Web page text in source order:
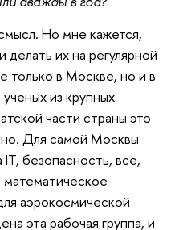
Но мне кажется,
их на регулярной
только в Москве, но и в
из крупных
части страны это
Для самой Москвы
безопасность, все,
аэрокосмической
эта рабочая группа, и